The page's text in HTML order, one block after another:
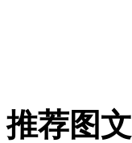
推荐图文